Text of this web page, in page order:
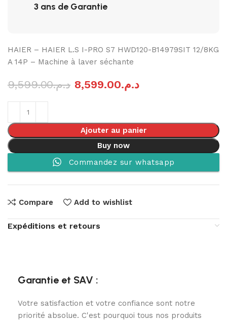
3 ans de Garantie
HAIER – HAIER L.S I-PRO S7 HWD120-B14979SIT 12/8KG
A 14P – Machine à laver séchante
د.م.9,599.00 د.م.8,599.00
Ajouter au panier
Buy now
Commandez sur whatsapp
Compare Add to wishlist
Expéditions et retours
Garantie et SAV :
Votre satisfaction et votre confiance sont notre
priorité absolue. C'est pourquoi tous nos produits